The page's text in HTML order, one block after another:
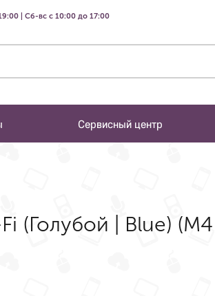
| Сб-вс с 10:00 до 17:00
Сервисный центр
(Голубой | Blue)